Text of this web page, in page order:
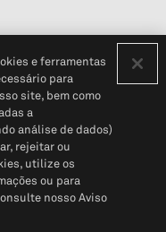
do cliente (em inglês)
2026 S&P Global
e ferramentas
para
site, bem como
a
análise de dados)
rejeitar ou
utilize os
ou para
nosso Aviso